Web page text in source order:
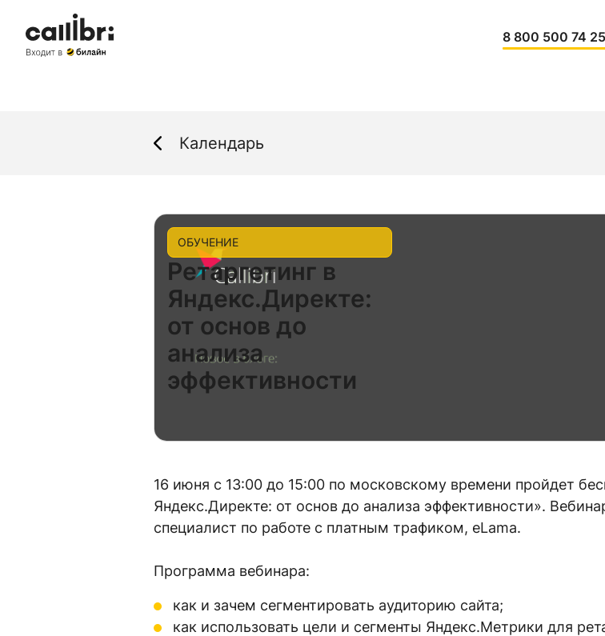
8 800 500 74 25
Календарь
ОБУЧЕНИЕ
Ретаргетинг в
Яндекс.Директе:
от основ до
анализа
эффективности
16 июня с 13:00 до 15:00 по московскому времени пройдет
Яндекс.Директе: от основ до анализа эффективности».
специалист по работе с платным трафиком, eLama.
Программа вебинара:
как и зачем сегментировать аудиторию сайта;
как использовать цели и сегменты Яндекс.Метрики для